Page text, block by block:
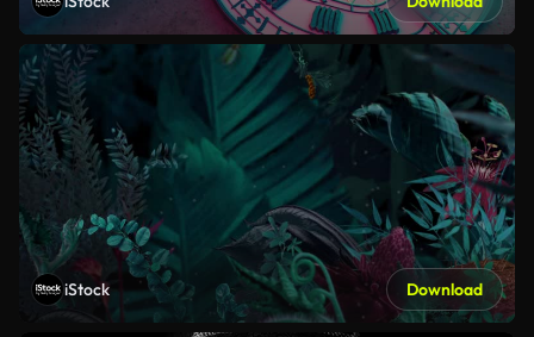
iStock Download